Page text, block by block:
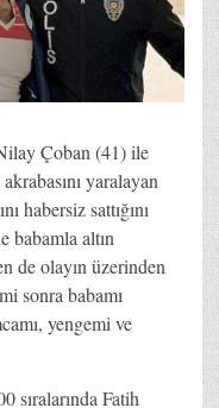
Çoban (41) ile
yaralayan
habersiz sattığını
babamla altın
de olayın üzerinden
sonra babamı
yengemi ve
sıralarında Fatih